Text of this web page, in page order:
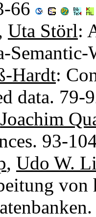
66
Uta Störl:
Hardt:
data. 79-
Joachim
93-
, Udo W.